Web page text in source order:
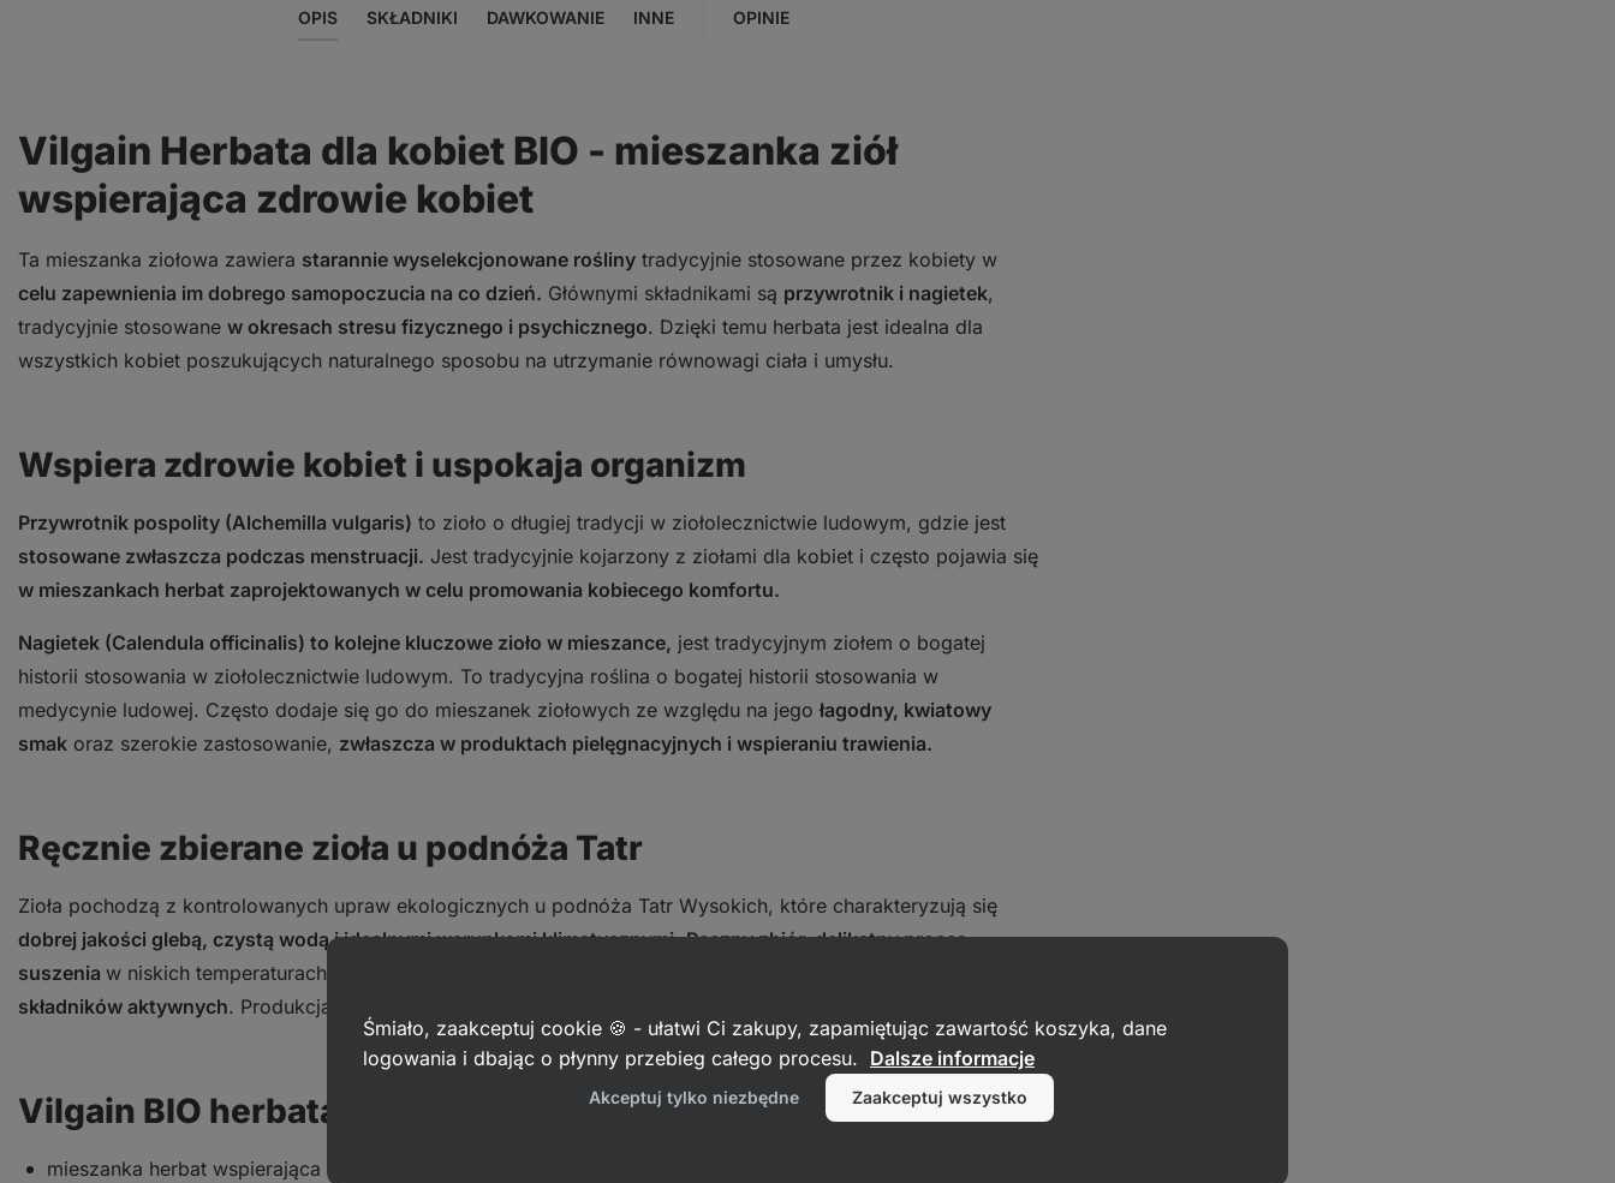
OPIS SKŁADNIKI DAWKOWANIE INNE OPINIE
Vilgain Herbata dla kobiet BIO - mieszanka ziół
wspierająca zdrowie kobiet
Ta mieszanka ziołowa zawiera starannie wyselekcjonowane rośliny tradycyjnie stosowane przez kobiety w
celu zapewnienia im dobrego samopoczucia na co dzień. Głównymi składnikami są przywrotnik i nagietek,
tradycyjnie stosowane w okresach stresu fizycznego i psychicznego. Dzięki temu herbata jest idealna dla
wszystkich kobiet poszukujących naturalnego sposobu na utrzymanie równowagi ciała i umysłu.
Wspiera zdrowie kobiet i uspokaja organizm
Przywrotnik pospolity (Alchemilla vulgaris) to zioło o długiej tradycji w ziołolecznictwie ludowym, gdzie jest
stosowane zwłaszcza podczas menstruacji. Jest tradycyjnie kojarzony z ziołami dla kobiet i często pojawia się
w mieszankach herbat zaprojektowanych w celu promowania kobiecego komfortu.
Nagietek (Calendula officinalis) to kolejne kluczowe zioło w mieszance, jest tradycyjnym ziołem o bogatej
historii stosowania w ziołolecznictwie ludowym. To tradycyjna roślina o bogatej historii stosowania w
medycynie ludowej. Często dodaje się go do mieszanek ziołowych ze względu na jego łagodny, kwiatowy
smak oraz szerokie zastosowanie, zwłaszcza w produktach pielęgnacyjnych i wspieraniu trawienia.
Ręcznie zbierane zioła u podnóża Tatr
Zioła pochodzą z kontrolowanych upraw ekologicznych u podnóża Tatr Wysokich, które charakteryzują się
dobrej jakości glebą, czystą wodą i idealnymi warunkami klimatycznymi.Ręczny zbiór, delikatny proces
suszenia w niskich temperaturach i wieloletnie doświadczenie gwarantują
składników aktywnych. Produkcją herbaty zajmuje się jeden dostawca: od uprawy ziół po ich pakowanie.
Vilgain BIO herbata dla kobiet w punktach:
mieszanka herbat wspierająca zdrowie kobiet
Śmiało, zaakceptuj cookie 🍪 - ułatwi Ci zakupy, zapamiętując zawartość koszyka, dane
logowania i dbając o płynny przebieg całego procesu. Dalsze informacje
Akceptuj tylko niezbędne Zaakceptuj wszystko